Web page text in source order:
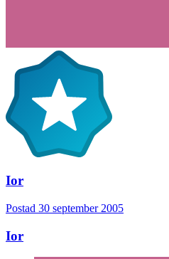
Ior
Postad 30 september 2005
Ior